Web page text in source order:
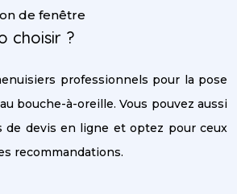
de fenêtre
choisir ?
professionnels pour la pose
bouche-à-oreille. Vous pouvez aussi
de devis en ligne et optez pour ceux
recommandations.